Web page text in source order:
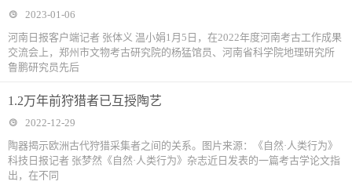
2023-01-06
河南日报客户端记者 张体义 温小娟1月5日，在2022年度河南考古工作成果
交流会上，郑州市文物考古研究院的杨猛馆员、河南省科学院地理研究所
鲁鹏研究员先后
1.2万年前狩猎者已互授陶艺
2022-12-29
陶器揭示欧洲古代狩猎采集者之间的关系。图片来源：《自然·人类行为》
科技日报记者 张梦然《自然·人类行为》杂志近日发表的一篇考古学论文指
出，在不同